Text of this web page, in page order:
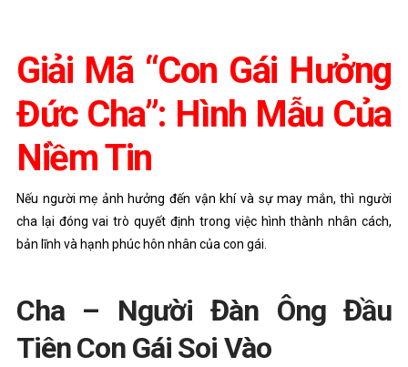
Giải Mã “Con Gái Hưởng
Đức Cha”: Hình Mẫu Của
Niềm Tin
Nếu người mẹ ảnh hưởng đến vận khí và sự may mắn, thì người
cha lại đóng vai trò quyết định trong việc hình thành nhân cách,
bản lĩnh và hạnh phúc hôn nhân của con gái.
Cha – Người Đàn Ông Đầu
Tiên Con Gái Soi Vào